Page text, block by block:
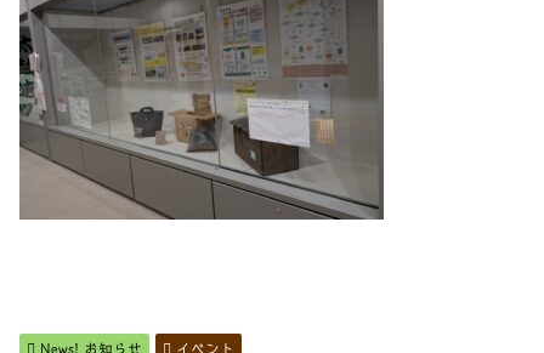
News! お知らせ イベント